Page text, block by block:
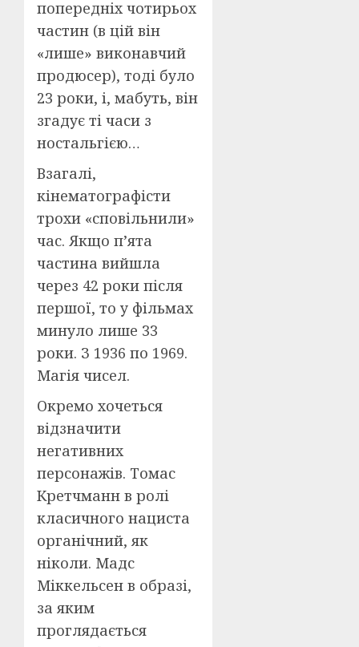
попередніх чотирьох
частин (в цій він
«лише» виконавчий
продюсер), тоді було
23 роки, і, мабуть, він
згадує ті часи з
ностальгією…
Взагалі,
кінематографісти
трохи «сповільнили»
час. Якщо п’ята
частина вийшла
через 42 роки після
першої, то у фільмах
минуло лише 33
роки. З 1936 по 1969.
Магія чисел.
Окремо хочеться
відзначити
негативних
персонажів. Томас
Кретчманн в ролі
класичного нациста
органічний, як
ніколи. Мадс
Міккельсен в образі,
за яким
проглядається